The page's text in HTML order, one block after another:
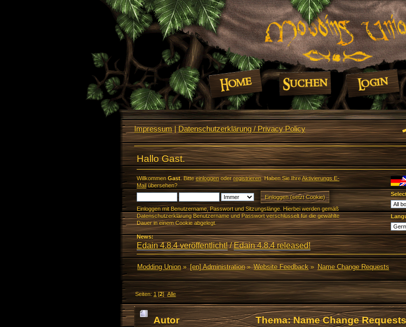
Impressum|Datenschutzerklärung / Privacy Policy
Hallo Gast.
Willkommen Gast. Bitte einloggenoderregistrieren. Haben Sie IhreAktivierungs E-
Mailübersehen?
Einloggen mit Benutzername, Passwort und Sitzungslänge. Hierbei werden gemäß
Datenschutzerklärung Benutzername und Passwort verschlüsselt für die gewählte
Dauer in einem Cookie abgelegt.
News:
Edain 4.8.4 veröffentlicht!/Edain 4.8.4 released!
Modding Union» [en] Administration» Website Feedback» Name Change Requests
Seiten: 1 [2]Alle
Autor Thema: Name Change